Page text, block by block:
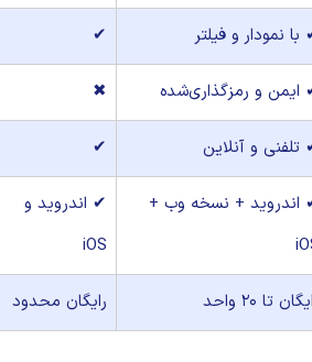
با نمودار و فیلتر ✔
ایمن و رمزگذاری‌شده ✖
تلفنی و آنلاین ✔
اندروید + نسخه وب +
✔ اندروید و
iOS
تا ۲۰ واحد رایگان محدود